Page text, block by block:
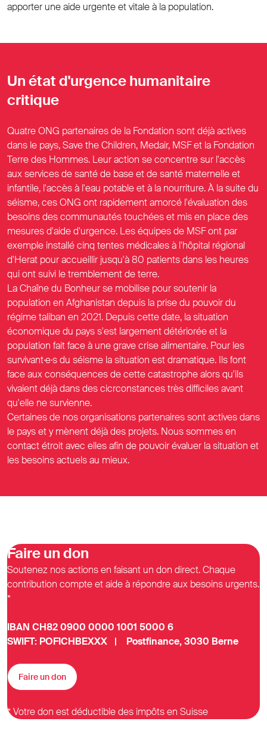
apporter une aide urgente et vitale à la population.
Un état d'urgence humanitaire
critique
Quatre ONG partenaires de la Fondation sont déjà actives
dans le pays, Save the Children, Medair, MSF et la Fondation
Terre des Hommes. Leur action se concentre sur l'accès
aux services de santé de base et de santé maternelle et
infantile, l'accès à l'eau potable et à la nourriture. À la suite du
séisme, ces ONG ont rapidement amorcé l'évaluation des
besoins des communautés touchées et mis en place des
mesures d'aide d'urgence. Les équipes de MSF ont par
exemple installé cinq tentes médicales à l'hôpital régional
d'Herat pour accueillir jusqu'à 80 patients dans les heures
qui ont suivi le tremblement de terre.
La Chaîne du Bonheur se mobilise pour soutenir la
population en Afghanistan depuis la prise du pouvoir du
régime taliban en 2021. Depuis cette date, la situation
économique du pays s'est largement détériorée et la
population fait face à une grave crise alimentaire. Pour les
survivant·e·s du séisme la situation est dramatique. Ils font
face aux conséquences de cette catastrophe alors qu'ils
vivaient déjà dans des cicrconstances très difficiles avant
qu'elle ne survienne.
Certaines de nos organisations partenaires sont actives dans
le pays et y mènent déjà des projets. Nous sommes en
contact étroit avec elles afin de pouvoir évaluer la situation et
les besoins actuels au mieux.
Faire un don
Soutenez nos actions en faisant un don direct. Chaque
contribution compte et aide à répondre aux besoins urgents.
*
IBAN CH82 0900 0000 1001 5000 6
SWIFT: POFICHBEXXX | Postfinance, 3030 Berne
Faire un don
* Votre don est déductible des impôts en Suisse